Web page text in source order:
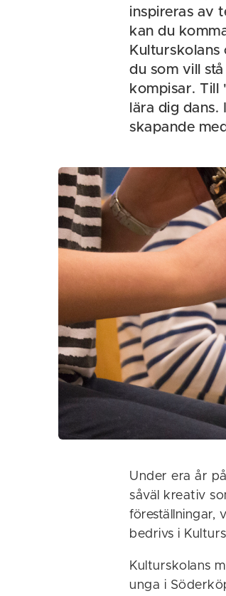
inspireras av
kan du
du som vill
kompisar. Till
lära dig
skapande
Under era år
såväl kreativ
föreställningar,
bedrivs i
Kulturskolans
unga i